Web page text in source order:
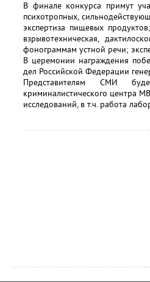
В финале конкурса примут
психотропных,
экспертиза пищевых
взрывотехническая,
фонограммам устной речи;
В церемонии награждения
дел Российской Федерации
Представителям СМИ
криминалистического центра
исследований, в т.ч. работа